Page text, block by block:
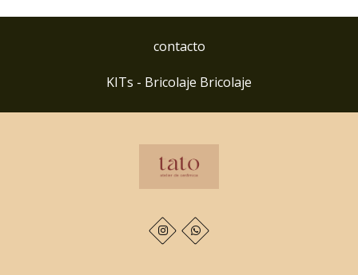
contacto
KITs - Bricolaje Bricolaje